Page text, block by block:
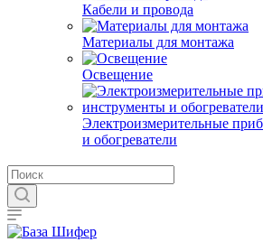
Кабели и провода
Материалы для монтажа
Освещение
Электроизмерительные
и обогреватели